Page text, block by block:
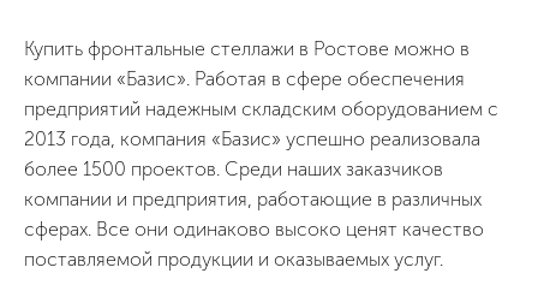
Купить фронтальные стеллажи в Ростове можно в
компании «Базис». Работая в сфере обеспечения
предприятий надежным складским оборудованием с
2013 года, компания «Базис» успешно реализовала
более 1500 проектов. Среди наших заказчиков
компании и предприятия, работающие в различных
сферах. Все они одинаково высоко ценят качество
поставляемой продукции и оказываемых услуг.